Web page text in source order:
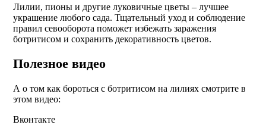
Лилии, пионы и другие луковичные цветы – лучшее
украшение любого сада. Тщательный уход и соблюдение
правил севооборота поможет избежать заражения
ботритисом и сохранить декоративность цветов.
Полезное видео
А о том как бороться с ботритисом на лилиях смотрите в
этом видео:
Вконтакте